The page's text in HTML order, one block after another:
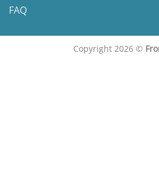
FAQ
Copyright 2026 ©